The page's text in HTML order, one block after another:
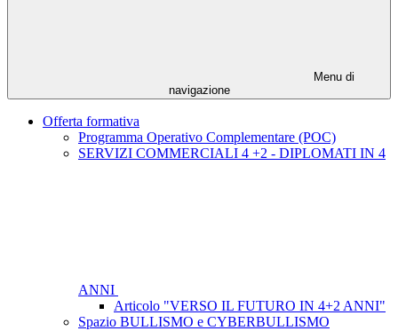
Menu di
navigazione
Offerta formativa
Programma Operativo Complementare (POC)
SERVIZI COMMERCIALI 4 +2 - DIPLOMATI IN 4
ANNI
Articolo "VERSO IL FUTURO IN 4+2 ANNI"
Spazio BULLISMO e CYBERBULLISMO